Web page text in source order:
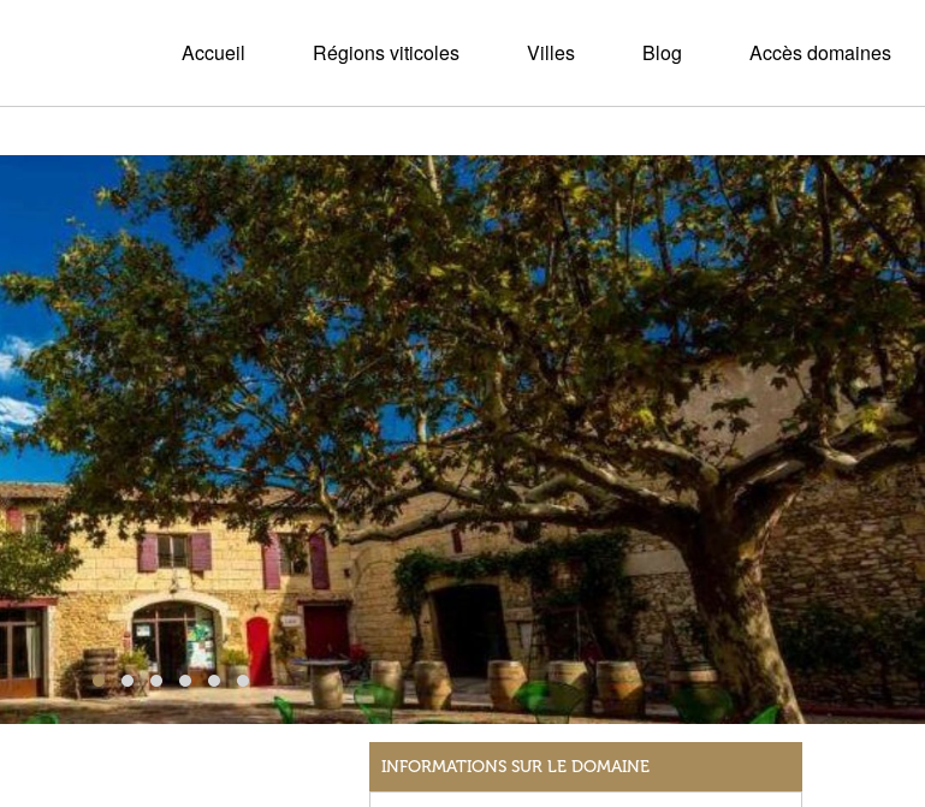
Accueil Régions viticoles Villes Blog Accès domaines
INFORMATIONS SUR LE DOMAINE